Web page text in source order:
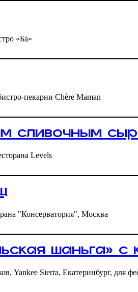
«Ба»
пекарни Chère Maman
сливочным
Levels
"Консерватория", Москва
шаньга»
Yankee Sierra, Екатеринбург, для